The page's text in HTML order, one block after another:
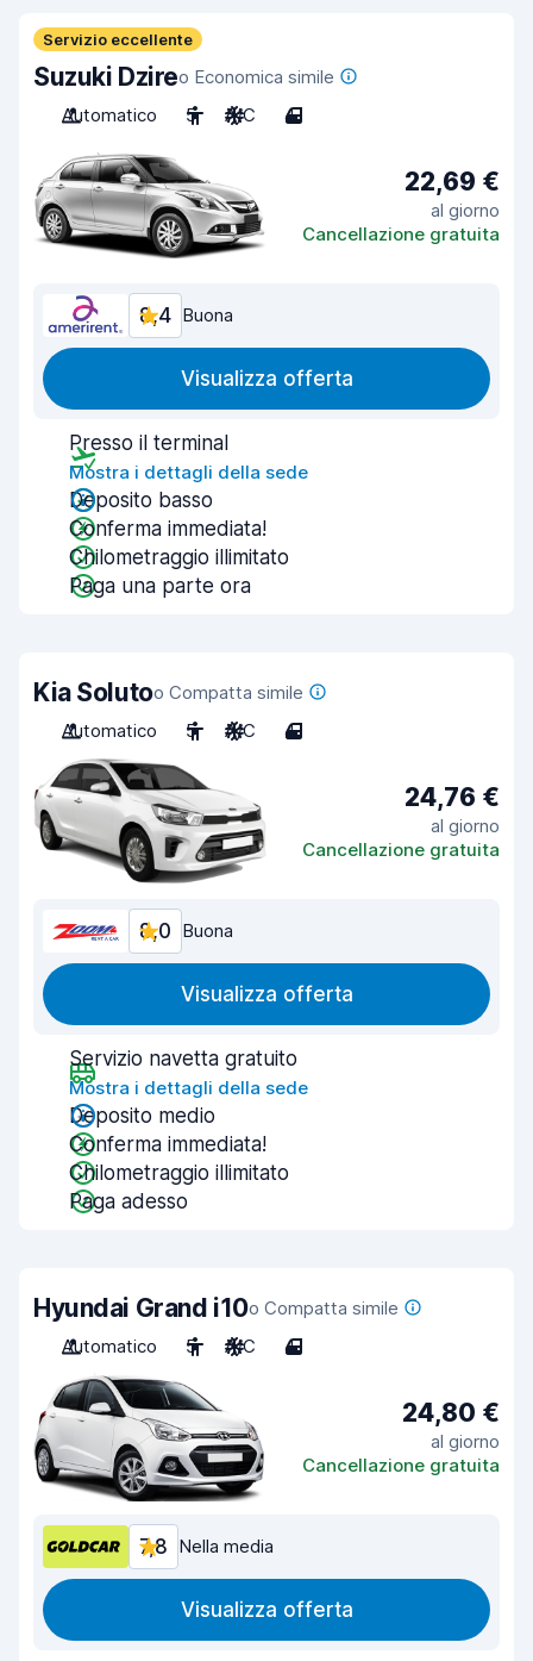
Servizio eccellente
Suzuki Dzireo Economica simile
Automatico
5 A/C 4
22,69 €
al giorno
Cancellazione gratuita
8,4 Buona
Visualizza offerta
Presso il terminal
Mostra i dettagli della sede
Deposito basso
Conferma immediata!
Chilometraggio illimitato
Paga una parte ora
Kia Solutoo Compatta simile
Automatico
5 A/C 4
24,76 €
al giorno
Cancellazione gratuita
8,0 Buona
Visualizza offerta
Servizio navetta gratuito
Mostra i dettagli della sede
Deposito medio
Conferma immediata!
Chilometraggio illimitato
Paga adesso
Hyundai Grand i10o Compatta simile
Automatico
5 A/C 4
24,80 €
al giorno
Cancellazione gratuita
7,8 Nella media
Visualizza offerta